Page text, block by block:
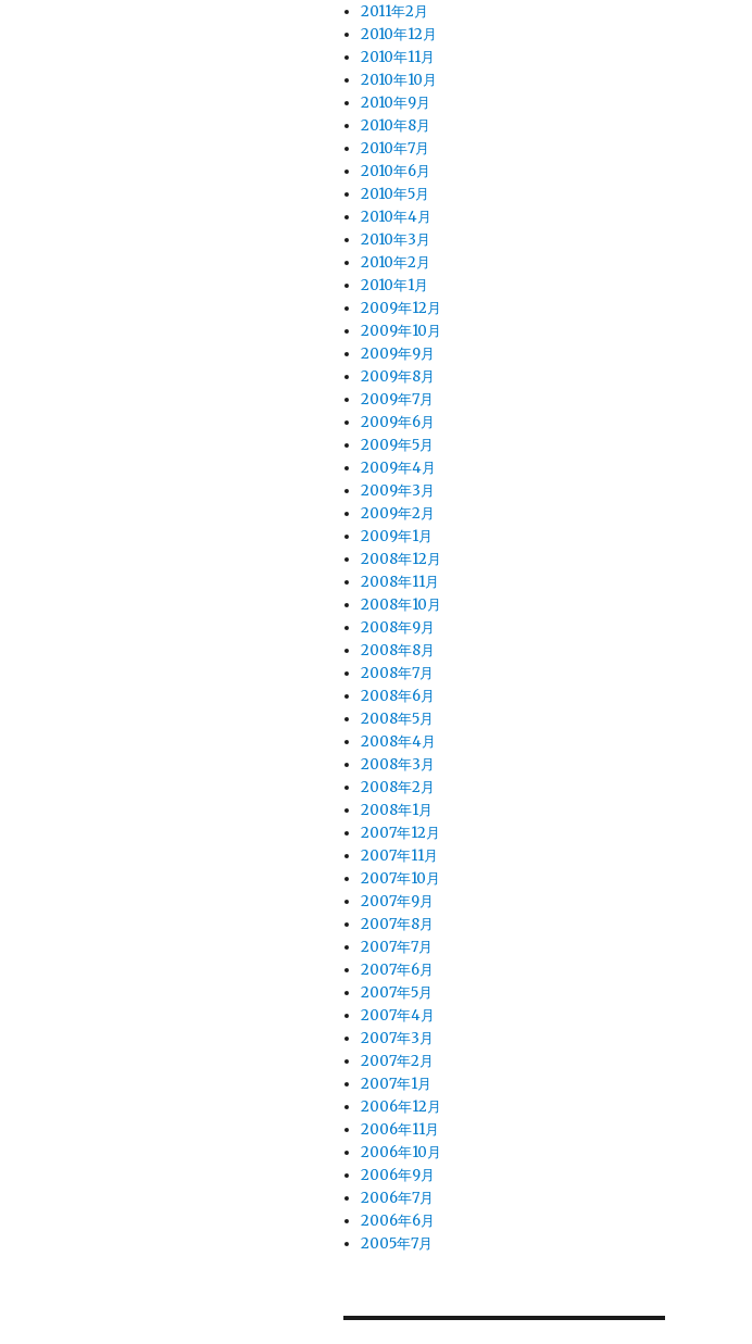
2011年2月
2010年12月
2010年11月
2010年10月
2010年9月
2010年8月
2010年7月
2010年6月
2010年5月
2010年4月
2010年3月
2010年2月
2010年1月
2009年12月
2009年10月
2009年9月
2009年8月
2009年7月
2009年6月
2009年5月
2009年4月
2009年3月
2009年2月
2009年1月
2008年12月
2008年11月
2008年10月
2008年9月
2008年8月
2008年7月
2008年6月
2008年5月
2008年4月
2008年3月
2008年2月
2008年1月
2007年12月
2007年11月
2007年10月
2007年9月
2007年8月
2007年7月
2007年6月
2007年5月
2007年4月
2007年3月
2007年2月
2007年1月
2006年12月
2006年11月
2006年10月
2006年9月
2006年7月
2006年6月
2005年7月